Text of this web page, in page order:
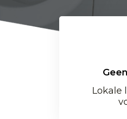
Lokale